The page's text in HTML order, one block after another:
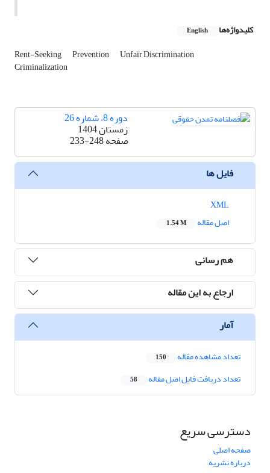
کلیدواژه‌ها English
Rent-Seeking Prevention Unfair Discrimination
Criminalization
دوره 8، شماره 26
زمستان 1404
صفحه233-248
فایل ها
اصل مقاله
1.54 M
هم رسانی
ارجاع به این مقاله
آمار
تعداد مشاهده مقاله 150
تعداد دریافت فایل اصل مقاله 58
دسترسی سریع
صفحه اصلی
درباره نشریه